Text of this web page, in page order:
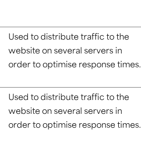
Used to distribute traffic to the
website on several servers in
order to optimise response times.
Used to distribute traffic to the
website on several servers in
order to optimise response times.